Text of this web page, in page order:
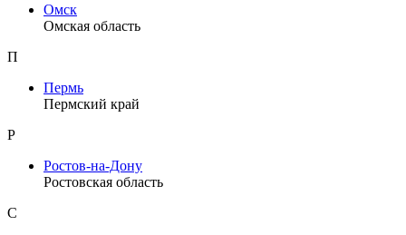
Омск
Омская область
П
Пермь
Пермский край
Р
Ростов-на-Дону
Ростовская область
С